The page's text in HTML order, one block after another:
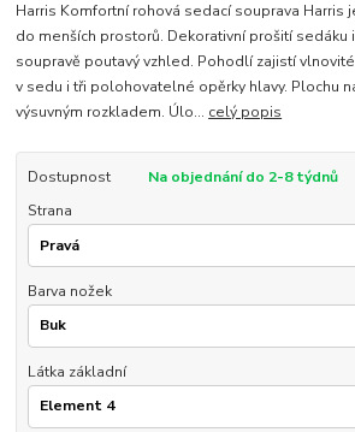
Harris Komfortní rohová sedací souprava Harris
do menších prostorů. Dekorativní prošití sedáku
soupravě poutavý vzhled. Pohodlí zajistí
v sedu i tři polohovatelné opěrky hlavy. Plochu
výsuvným rozkladem. Úlo... celý popis
Dostupnost
Na objednání do 2-8 týdnů
Strana
Barva nožek
Látka základní